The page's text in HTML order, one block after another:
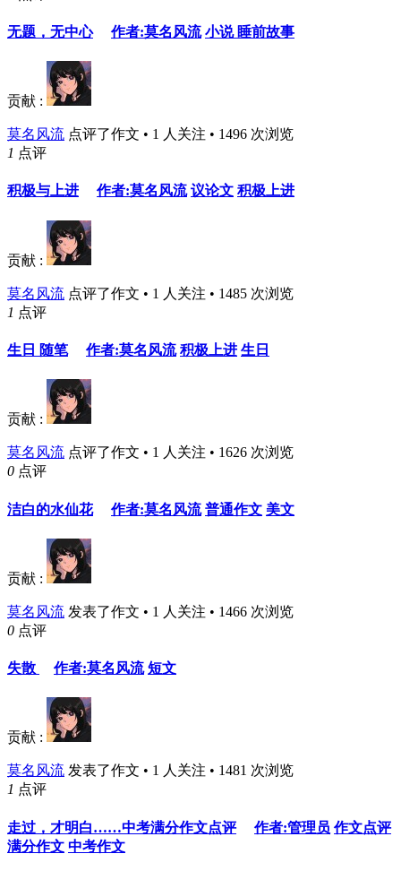
无题，无中心 作者:莫名风流 小说 睡前故事
贡献 :
莫名风流 点评了作文 • 1 人关注 • 1496 次浏览
1 点评
积极与上进 作者:莫名风流 议论文 积极上进
贡献 :
莫名风流 点评了作文 • 1 人关注 • 1485 次浏览
1 点评
生日 随笔 作者:莫名风流 积极上进 生日
贡献 :
莫名风流 点评了作文 • 1 人关注 • 1626 次浏览
0 点评
洁白的水仙花 作者:莫名风流 普通作文 美文
贡献 :
莫名风流 发表了作文 • 1 人关注 • 1466 次浏览
0 点评
失散 作者:莫名风流 短文
贡献 :
莫名风流 发表了作文 • 1 人关注 • 1481 次浏览
1 点评
走过，才明白……中考满分作文点评 作者:管理员 作文点评
满分作文 中考作文